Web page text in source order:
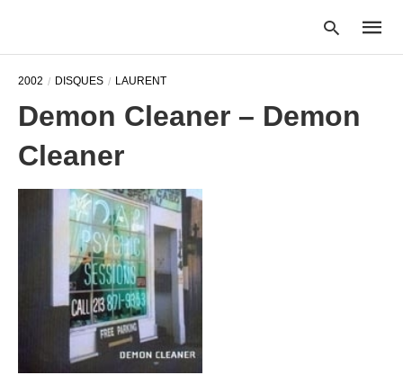
2002 DISQUES LAURENT
Demon Cleaner – Demon
Cleaner